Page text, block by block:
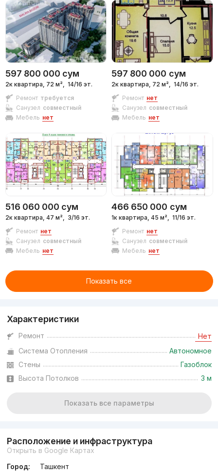
597 800 000 сум
2к квартира, 72 м², 14/16 эт.
Ремонт требуется
Санузел совместный
Мебель нет
597 800 000 сум
2к квартира, 72 м², 14/16 эт.
Ремонт нет
Санузел совместный
Мебель нет
516 060 000 сум
2к квартира, 47 м²,
3/16 эт.
Ремонт нет
Санузел совместный
Мебель нет
466 650 000 сум
1к квартира, 45 м²,
11/16 эт.
Ремонт нет
Санузел совместный
Мебель нет
Показать все
Характеристики
Ремонт Нет
Система Отопления
Автономное
Стены
Газоблок
Высота Потолков
3 м
Показать все параметры
Расположение и инфраструктура
Открыть в Google Картах
Город:
Ташкент